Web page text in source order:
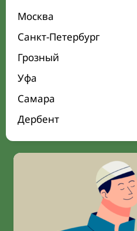
Москва
Санкт-Петербург
Грозный
Уфа
Самара
Дербент